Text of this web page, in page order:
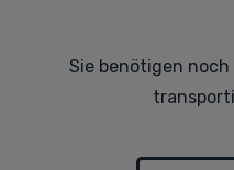
Sie benötigen